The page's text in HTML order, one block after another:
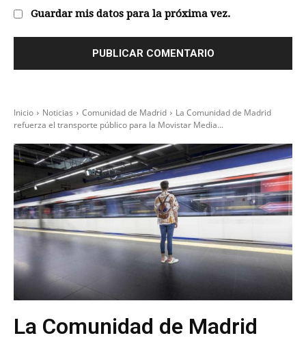
Guardar mis datos para la próxima vez.